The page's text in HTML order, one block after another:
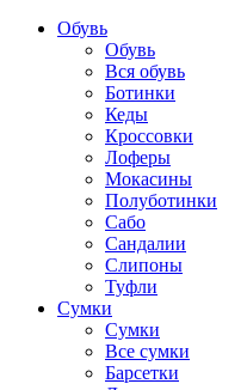
Обувь
Обувь
Вся обувь
Ботинки
Кеды
Кроссовки
Лоферы
Мокасины
Полуботинки
Сабо
Сандалии
Слипоны
Туфли
Сумки
Сумки
Все сумки
Барсетки